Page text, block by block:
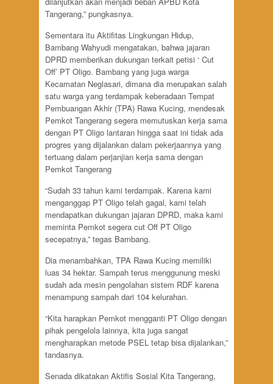
Tangerang,” pungkasnya.
Sementara itu Aktifitas Lingkungan Hidup,
Bambang Wahyudi mengatakan, bahwa jajaran
DPRD memberikan dukungan terkait petisi ‘ Cut
Off’ PT Oligo. Bambang yang juga warga
Kecamatan Neglasari, dimana dia merupakan salah
satu warga yang terdampak keberadaan Tempat
Pembuangan Akhir (TPA) Rawa Kucing, mendesak
Pemkot Tangerang segera memutuskan kerja sama
dengan PT Oligo lantaran hingga saat ini tidak ada
progres yang dijalankan dalam pekerjaannya yang
tertuang dalam perjanjian kerja sama dengan
Pemkot Tangerang
“Sudah 33 tahun kami terdampak. Karena kami
menganggap PT Oligo telah gagal, kami telah
mendapatkan dukungan jajaran DPRD, maka kami
meminta Pemkot segera cut Off PT Oligo
secepatnya,” tegas Bambang.
Dia menambahkan, TPA Rawa Kucing memiliki
luas 34 hektar. Sampah terus menggunung meski
sudah ada mesin pengolahan sistem RDF karena
menampung sampah dari 104 kelurahan.
“Kita harapkan Pemkot mengganti PT Oligo dengan
pihak pengelola lainnya, kita juga sangat
mengharapkan metode PSEL tetap bisa dijalankan,”
tandasnya.
Senada dikatakan Aktifis Sosial Kita Tangerang,